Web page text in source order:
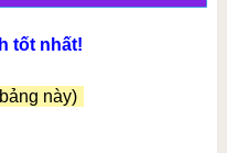
tốt nhất!
này)